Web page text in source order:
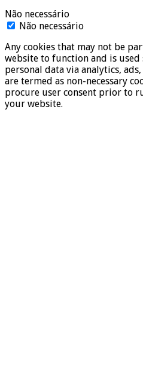
Não necessário
Não necessário
Any cookies that may not be
website to function and is
personal data via analytics,
are termed as non-necessary
procure user consent prior to
your website.